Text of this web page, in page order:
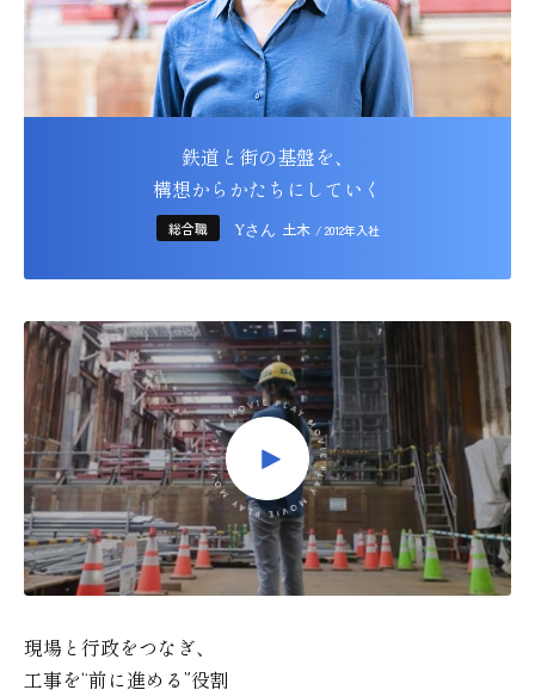
鉄道と街の基盤を、
構想からかたちにしていく
総合職 Yさん 土木 / 2012年入社
現場と行政をつなぎ、
工事を“前に進める”役割